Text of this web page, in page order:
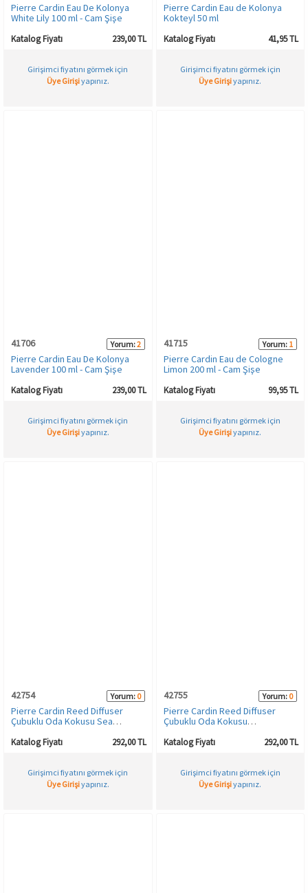
Pierre Cardin Eau De Kolonya
White Lily 100 ml - Cam Şişe
Katalog Fiyatı 239,00 TL
Girişimci fiyatını görmek için
Üye Girişiyapınız.
Pierre Cardin Eau de Kolonya
Kokteyl 50 ml
Katalog Fiyatı 41,95 TL
Girişimci fiyatını görmek için
Üye Girişiyapınız.
41706 Yorum:2
Pierre Cardin Eau De Kolonya
Lavender 100 ml - Cam Şişe
Katalog Fiyatı 239,00 TL
Girişimci fiyatını görmek için
Üye Girişiyapınız.
41715 Yorum: 1
Pierre Cardin Eau de Cologne
Limon 200 ml - Cam Şişe
Katalog Fiyatı 99,95 TL
Girişimci fiyatını görmek için
Üye Girişiyapınız.
42754 Yorum: 0
Pierre Cardin Reed Diffuser
Çubuklu Oda Kokusu Sea
Katalog Fiyatı 292,00 TL
Girişimci fiyatını görmek için
Üye Girişiyapınız.
42755 Yorum: 0
Pierre Cardin Reed Diffuser
Çubuklu Oda Kokusu
Katalog Fiyatı 292,00 TL
Girişimci fiyatını görmek için
Üye Girişiyapınız.